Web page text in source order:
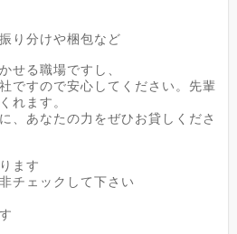
り分けや梱包など
せる職場ですし、
ですので安心してください。先輩
れます。
、あなたの力をぜひお貸しくださ
ます
チェックして下さい